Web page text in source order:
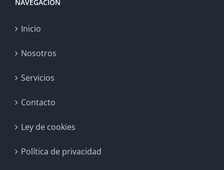
NAVEGACIÓN
Inicio
Nosotros
Servicios
Contacto
Ley de cookies
Política de privacidad